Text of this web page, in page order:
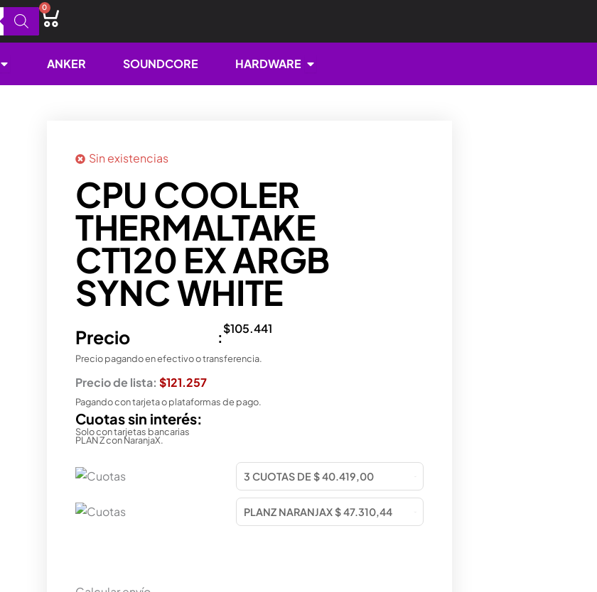
0
Cart
Open NOVEDADES
ANKER SOUNDCORE HARDWARE Open HARDWARE
Sin existencias
CPU COOLER
THERMALTAKE
CT120 EX ARGB
SYNC WHITE
Precio :$105.441
Precio pagando en efectivo o transferencia.
Precio de lista: $121.257
Pagando con tarjeta o plataformas de pago.
Cuotas sin interés:
Solo con tarjetas bancarias
PLAN Z con NaranjaX.